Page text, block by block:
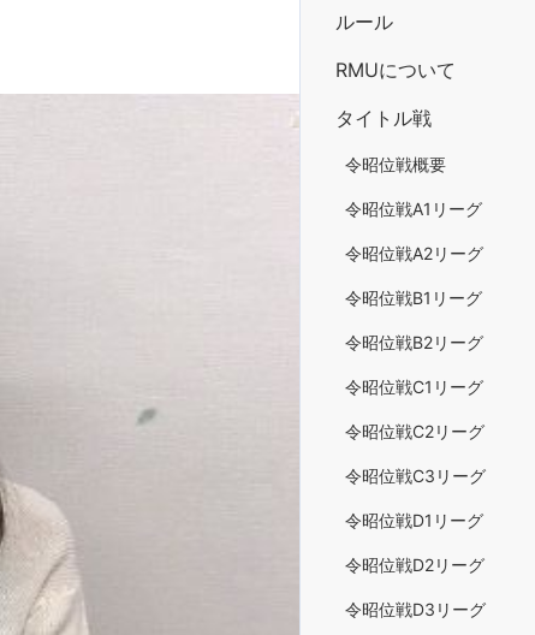
ルール
RMUについて
タイトル戦
令昭位戦概要
令昭位戦A1リーグ
令昭位戦A2リーグ
令昭位戦B1リーグ
令昭位戦B2リーグ
令昭位戦C1リーグ
令昭位戦C2リーグ
令昭位戦C3リーグ
令昭位戦D1リーグ
令昭位戦D2リーグ
令昭位戦D3リーグ